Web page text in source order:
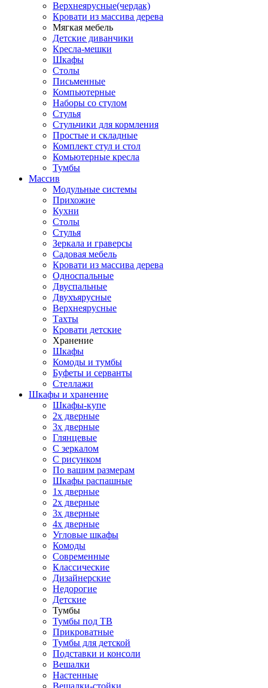
Верхнеярусные(чердак)
Кровати из массива дерева
Мягкая мебель
Детские диванчики
Кресла-мешки
Шкафы
Столы
Письменные
Компьютерные
Наборы со стулом
Стулья
Стульчики для кормления
Простые и складные
Комплект стул и стол
Комьютерные кресла
Тумбы
Массив
Модульные системы
Прихожие
Кухни
Столы
Стулья
Зеркала и граверсы
Садовая мебель
Кровати из массива дерева
Односпальные
Двуспальные
Двухъярусные
Верхнеярусные
Тахты
Кровати детские
Хранение
Шкафы
Комоды и тумбы
Буфеты и серванты
Стеллажи
Шкафы и хранение
Шкафы-купе
2х дверные
3х дверные
Глянцевые
С зеркалом
С рисунком
По вашим размерам
Шкафы распашные
1х дверные
2х дверные
3х дверные
4х дверные
Угловые шкафы
Комоды
Современные
Классические
Дизайнерские
Недорогие
Детские
Тумбы
Тумбы под ТВ
Прикроватные
Тумбы для детской
Подставки и консоли
Вешалки
Настенные